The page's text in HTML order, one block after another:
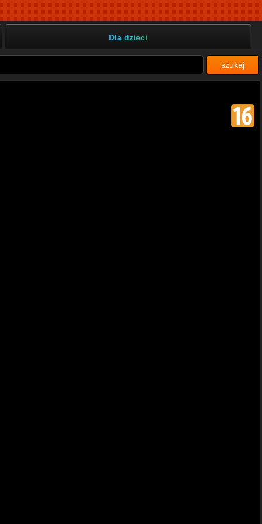
Dla dzieci
szukaj